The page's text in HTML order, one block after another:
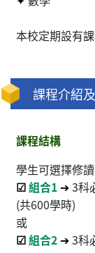
本校定期設有
課程介紹
課程結構
學生可選擇修
☑組合1 ➔3科
(共600學時)
或
☑組合2 ➔3科